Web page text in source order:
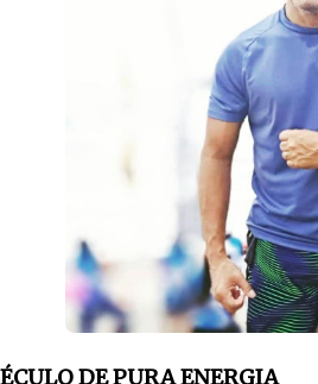
DE PURA ENERGIA